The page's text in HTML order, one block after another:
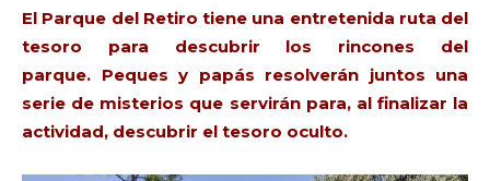
El Parque del Retiro tiene una entretenida ruta del
tesoro para descubrir los rincones del
parque. Peques y papás resolverán juntos una
serie de misterios que servirán para, al finalizar la
actividad, descubrir el tesoro oculto.